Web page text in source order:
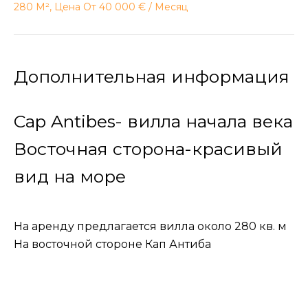
280 М², Цена От 40 000 € / Месяц
Дополнительная информация
Cap Antibes- вилла начала века
Восточная сторона-красивый
вид на море
На аренду предлагается вилла около 280 кв. м
На восточной стороне Кап Антиба